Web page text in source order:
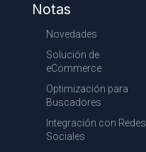
Notas
Novedades
Solución de
eCommerce
Optimización para
Buscadores
Integración con Redes
Sociales